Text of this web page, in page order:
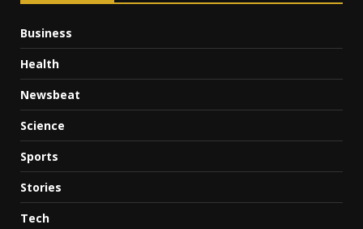
Business
Health
Newsbeat
Science
Sports
Stories
Tech